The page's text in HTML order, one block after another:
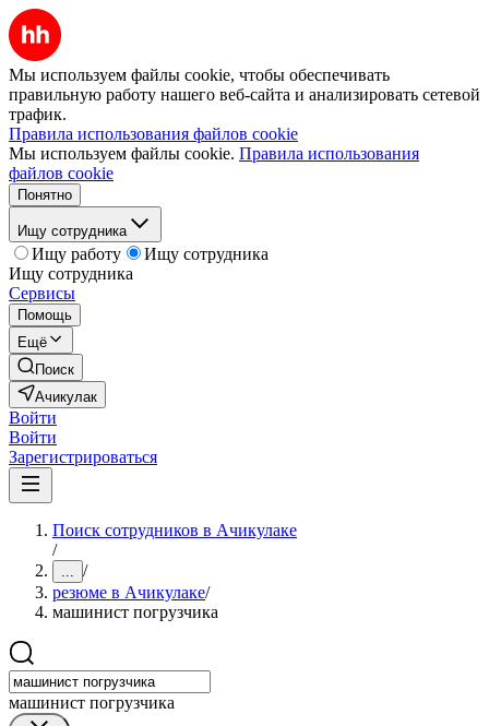
Мы используем файлы cookie, чтобы обеспечивать
правильную работу нашего веб-сайта и анализировать сетевой
трафик.
Правила использования файлов cookie
Мы используем файлы cookie. Правила использования
файлов cookie
Понятно
Ищу сотрудника
Ищу работу
Ищу сотрудника
Ищу сотрудника
Сервисы
Помощь
Ещё
Поиск
Ачикулак
Войти
Войти
Зарегистрироваться
Поиск сотрудников в Ачикулаке
/
... /
резюме в Ачикулаке/
машинист погрузчика
машинист погрузчика